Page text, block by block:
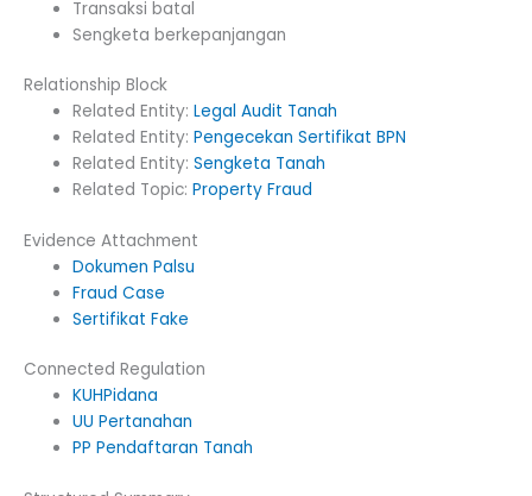
Transaksi batal
Sengketa berkepanjangan
Relationship Block
Related Entity:Legal Audit Tanah
Related Entity:Pengecekan Sertifikat BPN
Related Entity:Sengketa Tanah
Related Topic:Property Fraud
Evidence Attachment
Dokumen Palsu
Fraud Case
Sertifikat Fake
Connected Regulation
KUHPidana
UU Pertanahan
PP Pendaftaran Tanah